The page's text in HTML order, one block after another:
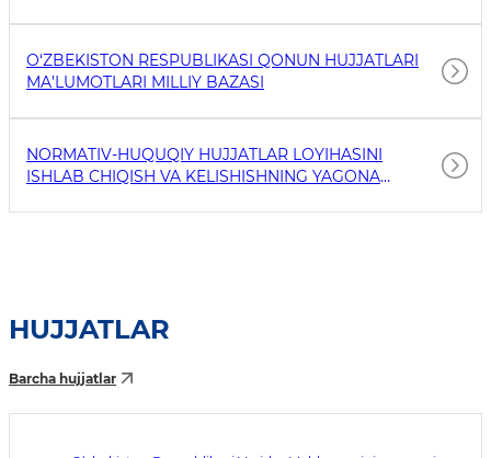
O‘ZBEKISTON RESPUBLIKASI QONUN HUJJATLARI
MA’LUMOTLARI MILLIY BAZASI
NORMATIV-HUQUQIY HUJJATLAR LOYIHASINI
ISHLAB CHIQISH VA KELISHISHNING YAGONA
HUJJATLAR
Barcha hujjatlar